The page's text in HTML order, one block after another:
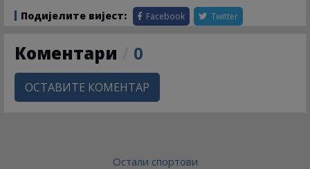
Подијелите вијест: Facebook Twitter
Коментари 0
ОСТАВИТЕ КОМЕНТАР
Остали спортови